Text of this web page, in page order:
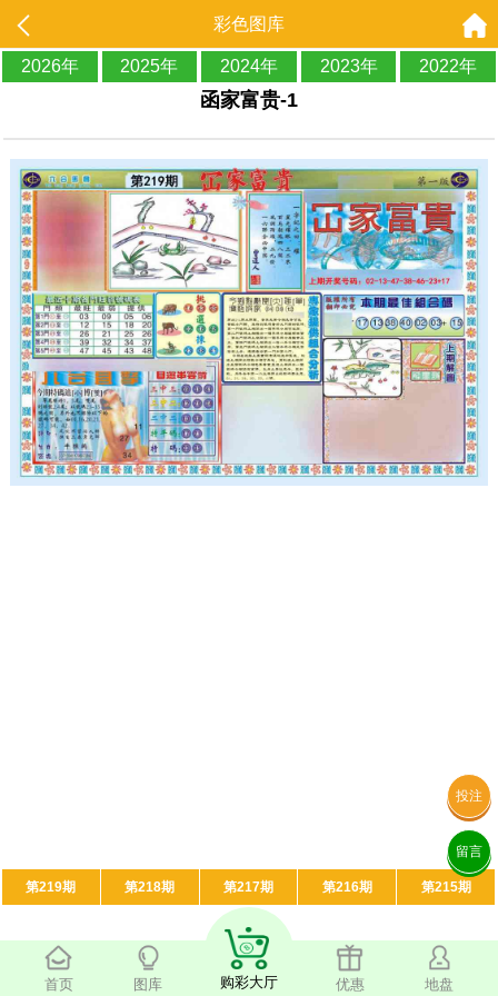
彩色图库
2026年 2025年 2024年 2023年 2022年
函家富贵-1
第219期 第218期 第217期 第216期 第215期
首页 图库 购彩大厅 优惠 地盘
投注
留言